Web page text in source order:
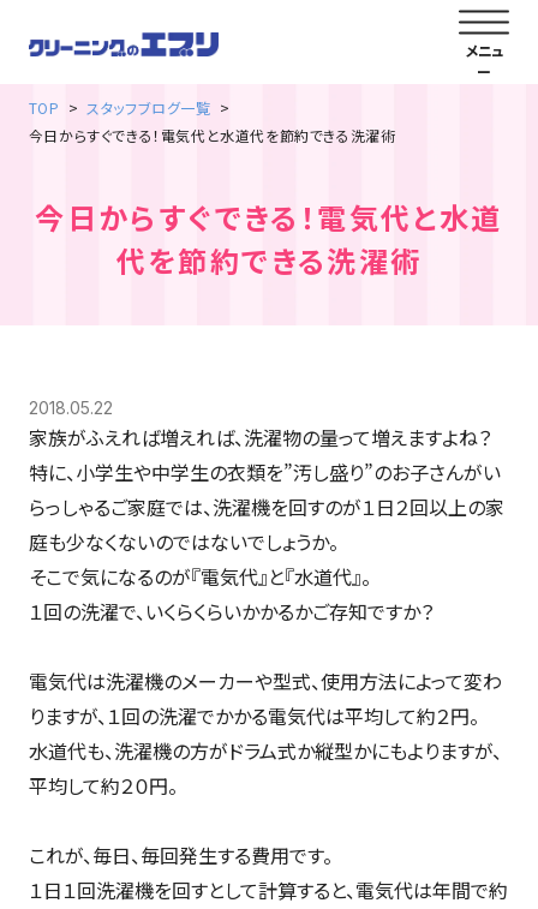
TOP
スタッフブログ一覧
今日からすぐできる！電気代と水道代を節約できる洗濯術
今日からすぐできる！電気代と水道
代を節約できる洗濯術
2018.05.22
家族がふえれば増えれば、洗濯物の量って増えますよね？
特に、小学生や中学生の衣類を”汚し盛り”のお子さんがい
らっしゃるご家庭では、洗濯機を回すのが１日２回以上の家
庭も少なくないのではないでしょうか。
そこで気になるのが『電気代』と『水道代』。
１回の洗濯で、いくらくらいかかるかご存知ですか？
電気代は洗濯機のメーカーや型式、使用方法によって変わ
りますが、１回の洗濯でかかる電気代は平均して約２円。
水道代も、洗濯機の方がドラム式か縦型かにもよりますが、
平均して約２０円。
これが、毎日、毎回発生する費用です。
１日１回洗濯機を回すとして計算すると、電気代は年間で約